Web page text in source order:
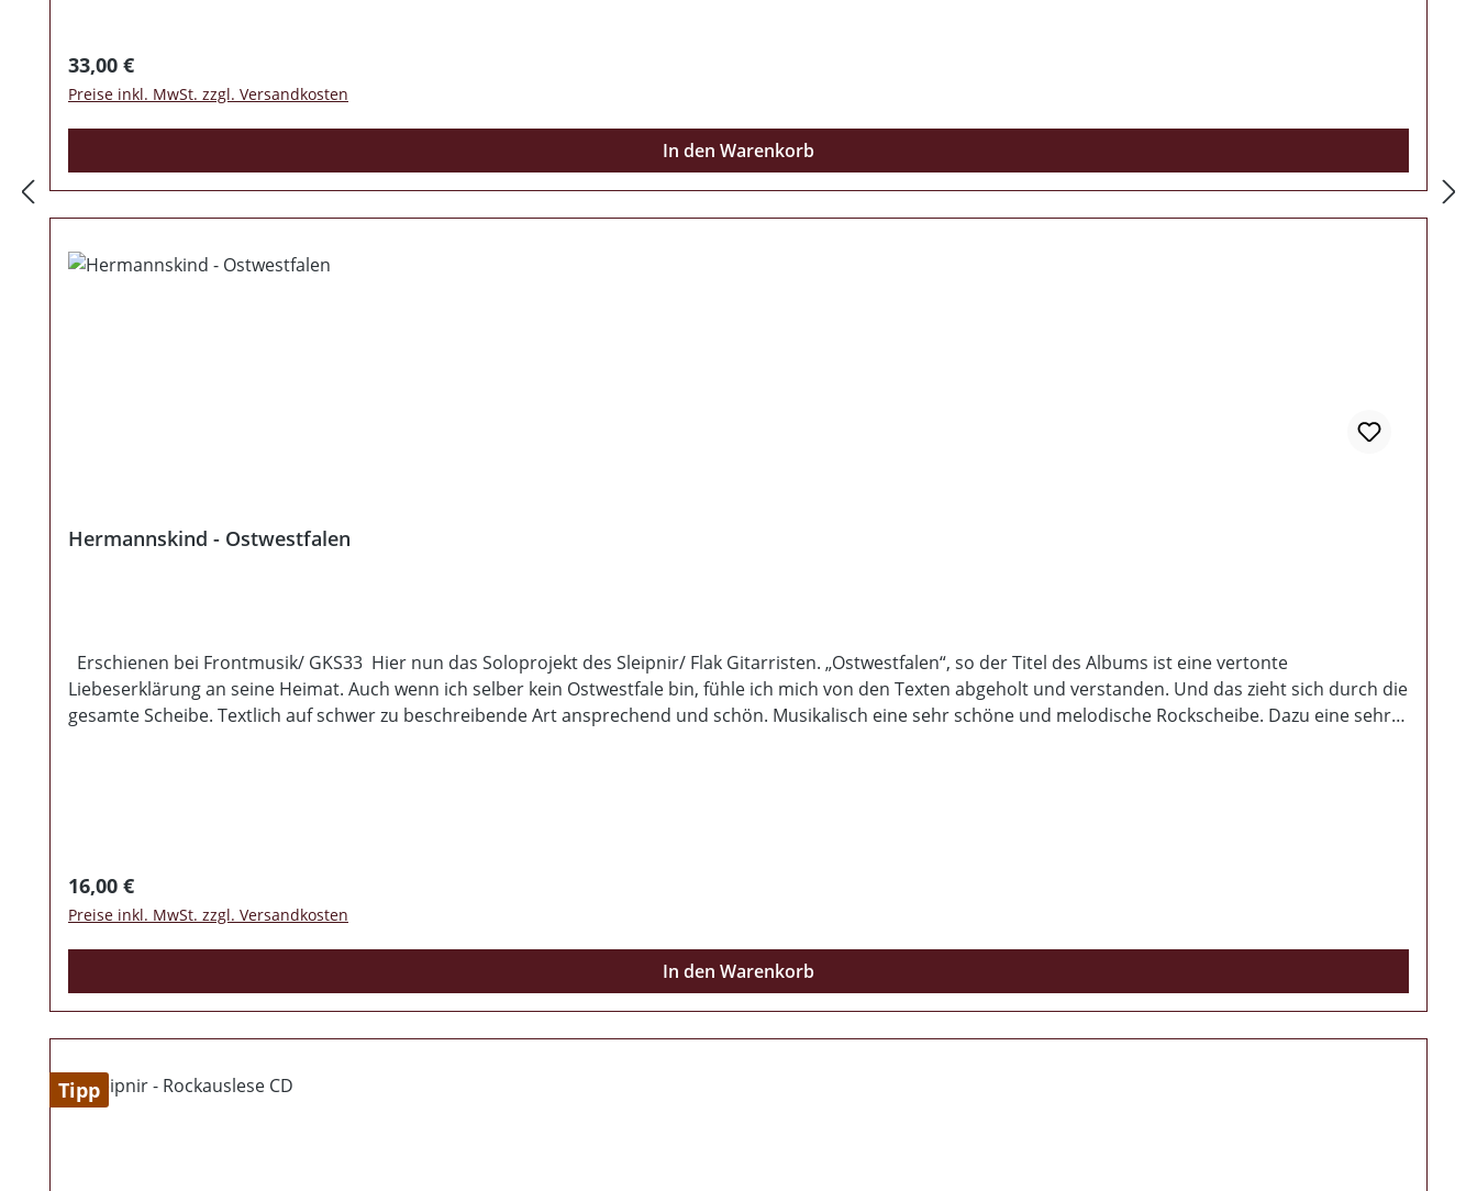
Regulärer Preis:
33,00 €
Preise inkl. MwSt. zzgl. Versandkosten
In den Warenkorb
Hermannskind - Ostwestfalen
Erschienen bei Frontmusik/ GKS33 Hier nun das Soloprojekt des Sleipnir/ Flak Gitarristen. „Ostwestfalen“, so der Titel des Albums ist eine vertonte
Liebeserklärung an seine Heimat. Auch wenn ich selber kein Ostwestfale bin, fühle ich mich von den Texten abgeholt und verstanden. Und das zieht sich durch die
gesamte Scheibe. Textlich auf schwer zu beschreibende Art ansprechend und schön. Musikalisch eine sehr schöne und melodische Rockscheibe. Dazu eine sehr
Regulärer Preis:
16,00 €
Preise inkl. MwSt. zzgl. Versandkosten
In den Warenkorb
Tipp